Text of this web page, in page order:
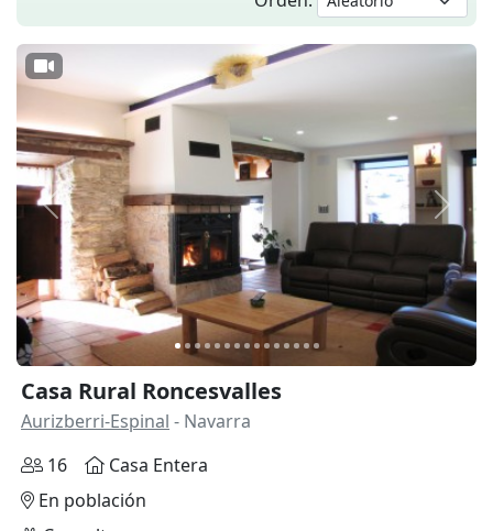
Anterior
Casa Rural Roncesvalles
Aurizberri-Espinal - Navarra
16
Casa Entera
En población